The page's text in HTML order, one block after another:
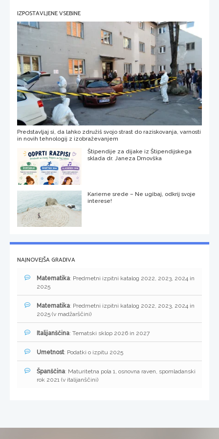
IZPOSTAVLJENE VSEBINE
Predstavljaj si, da lahko združiš svojo strast do raziskovanja, varnosti
in novih tehnologij z izobraževanjem
Štipendije za dijake iz Štipendijskega
sklada dr. Janeza Drnovška
Karierne srede – Ne ugibaj, odkrij svoje
interese!
NAJNOVEJŠA GRADIVA
Matematika: Predmetni izpitni katalog 2022, 2023, 2024 in
2025
Matematika: Predmetni izpitni katalog 2022, 2023, 2024 in
2025 (v madžarščini)
Italijanščina: Tematski sklop 2026 in 2027
Umetnost: Podatki o izpitu 2025
Španščina: Maturitetna pola 1, osnovna raven, spomladanski
rok 2021 (v italijanščini)